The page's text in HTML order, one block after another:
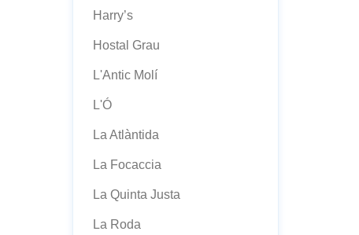
Harry’s
Hostal Grau
L'Antic Molí
L'Ó
La Atlàntida
La Focaccia
La Quinta Justa
La Roda